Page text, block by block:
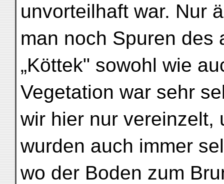
unvorteilhaft war. Nur
man noch Spuren des
„Köttek" sowohl wie
Vegetation war sehr
wir hier nur vereinzelt,
wurden auch immer
wo der Boden zum